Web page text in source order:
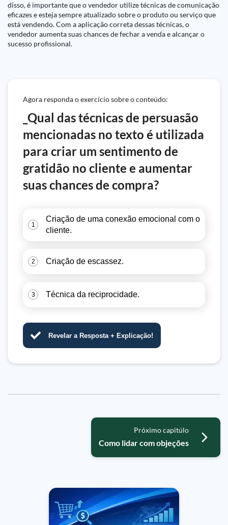
disso, é importante que o vendedor utilize técnicas de comunicação
eficazes e esteja sempre atualizado sobre o produto ou serviço que
está vendendo. Com a aplicação correta dessas técnicas, o
vendedor aumenta suas chances de fechar a venda e alcançar o
sucesso profissional.
Agora responda o exercício sobre o conteúdo:
_Qual das técnicas de persuasão
mencionadas no texto é utilizada
para criar um sentimento de
gratidão no cliente e aumentar
suas chances de compra?
1
Criação de uma conexão emocional com o
cliente.
2 Criação de escassez.
3 Técnica da reciprocidade.
Revelar a Resposta + Explicação!
Próximo capitúlo
Como lidar com objeções